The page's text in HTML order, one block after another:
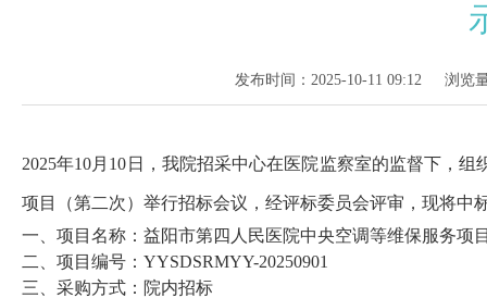
发布时间：2025-10-11 09:12 浏览
2025年10月 10 日，我院招采中心在医院监察室的监督下，组
项目（第二次） 举行招标会议，经评标委员会评审，现将中
一、 项目名称：益阳市第四人民医院中央空调等维保服务项
二、项目编号：YYSDSRMYY-20250901
三、采购方式：院内招标